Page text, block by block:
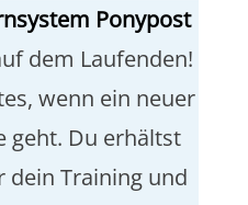
Ponypost
dem Laufenden!
wenn ein neuer
geht. Du erhältst
dein Training und